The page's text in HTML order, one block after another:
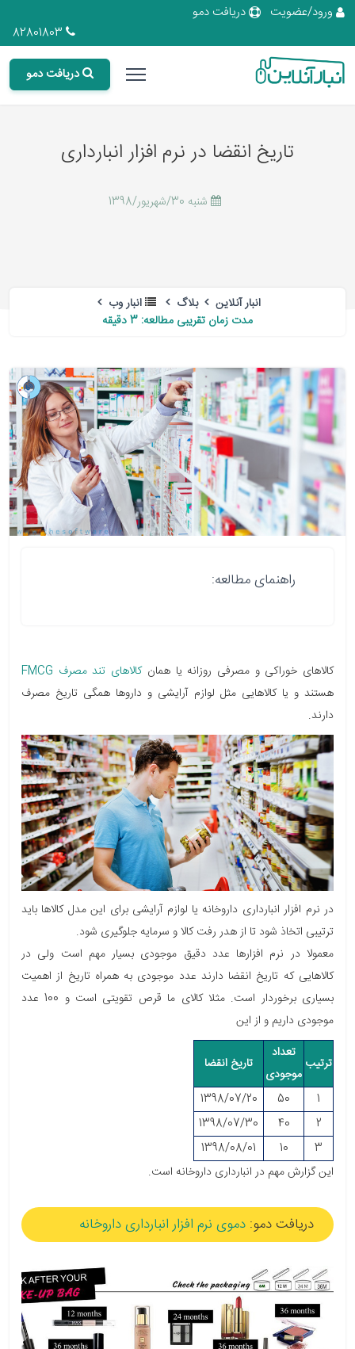
ورود/عضویت
دریافت دمو
دریافت دمو
تاریخ انقضا در نرم افزار انبارداری
شنبه 30/شهریور/1398
انبار آنلاین بلاگ
انبار وب
مدت زمان تقریبی مطالعه: 3 دقیقه
راهنمای مطالعه:
کالاهای خوراکی و مصرفی روزانه یا همانکالاهای تند مصرف FMCG
هستند و یا کالاهایی مثل لوازم آرایشی و داروها همگی تاریخ مصرف
دارند.
در نرم افزار انبارداری داروخانه یا لوازم آرایشی برای این مدل کالاها باید
ترتیبی اتخاذ شود تا از هدر رفت کالا و سرمایه جلوگیری شود.
معمولا در نرم افزارها عدد دقیق موجودی بسیار مهم است ولی در
کالاهایی که تاریخ انقضا دارند عدد موجودی به همراه تاریخ از اهمیت
بسیاری برخوردار است. مثلا کالای ما قرص تقویتی است و 100 عدد
موجودی داریم و از این
ترتیب
تعداد
موجودی
تاریخ انقضا
1
50
1398/07/​20
2
40
​1398/07/​30
3
10
​1398/08/​01
این گزارش مهم در انبارداری داروخانه است.
دریافت دمو: دموی نرم افزار انبارداری داروخانه